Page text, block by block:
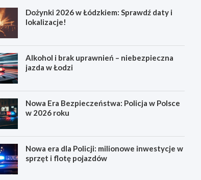
Dożynki 2026 w Łódzkiem: Sprawdź daty i
lokalizacje!
Alkohol i brak uprawnień – niebezpieczna
jazda w Łodzi
Nowa Era Bezpieczeństwa: Policja w Polsce
w 2026 roku
Nowa era dla Policji: milionowe inwestycje w
sprzęt i flotę pojazdów